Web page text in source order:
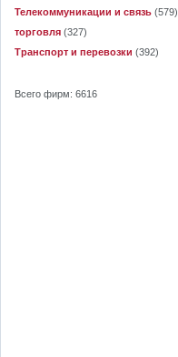
Телекоммуникации и связь (579)
торговля (327)
Транспорт и перевозки (392)
Всего фирм: 6616